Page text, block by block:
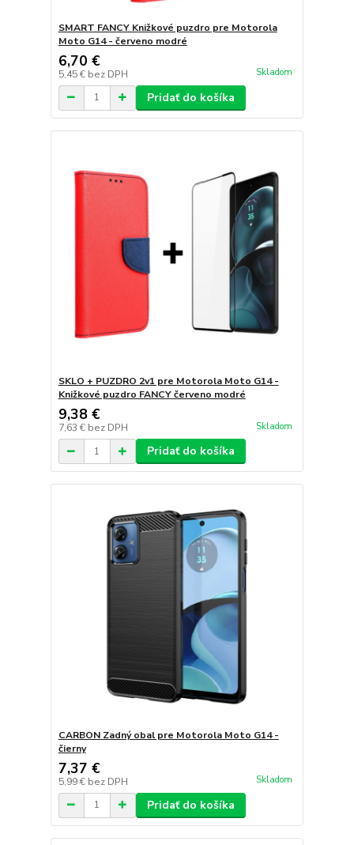
SMART FANCY Knižkové puzdro pre Motorola
Moto G14 - červeno modré
6,70 €
5,45 € bez DPH Skladom
Pridať do košíka
SKLO + PUZDRO 2v1 pre Motorola Moto G14 -
Knižkové puzdro FANCY červeno modré
9,38 €
7,63 € bez DPH Skladom
Pridať do košíka
CARBON Zadný obal pre Motorola Moto G14 -
čierny
7,37 €
5,99 € bez DPH Skladom
Pridať do košíka